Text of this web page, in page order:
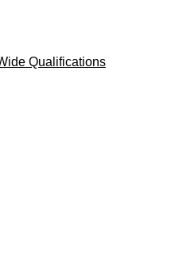
Qualifications